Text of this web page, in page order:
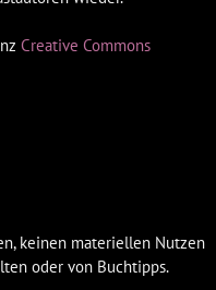
Creative Commons
keinen materiellen Nutzen
oder von Buchtipps.